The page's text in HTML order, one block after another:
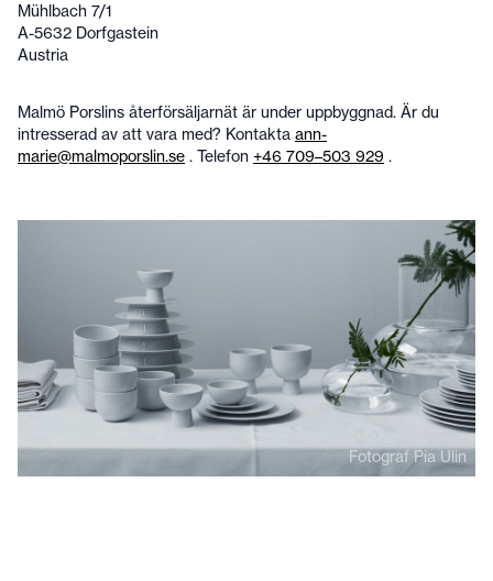
Mühlbach 7/1
A-5632 Dorfgastein
Austria
Malmö Porslins återförsäljarnät är under uppbyggnad. Är du
intresserad av att vara med? Kontakta ann-
marie@malmoporslin.se . Telefon +46 709–503 929 .
Fotograf Pia Ulin